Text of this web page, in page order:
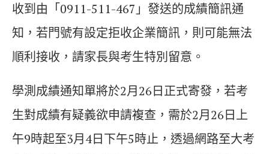
收到由「0911-511-467」發送的成績簡訊通
知，若門號有設定拒收企業簡訊，則可能無法
順利接收，請家長與考生特別留意。
學測成績通知單將於2月26日正式寄發，若考
生對成績有疑義欲申請複查，需於2月26日上
午9時起至3月4日下午5時止，透過網路至大考